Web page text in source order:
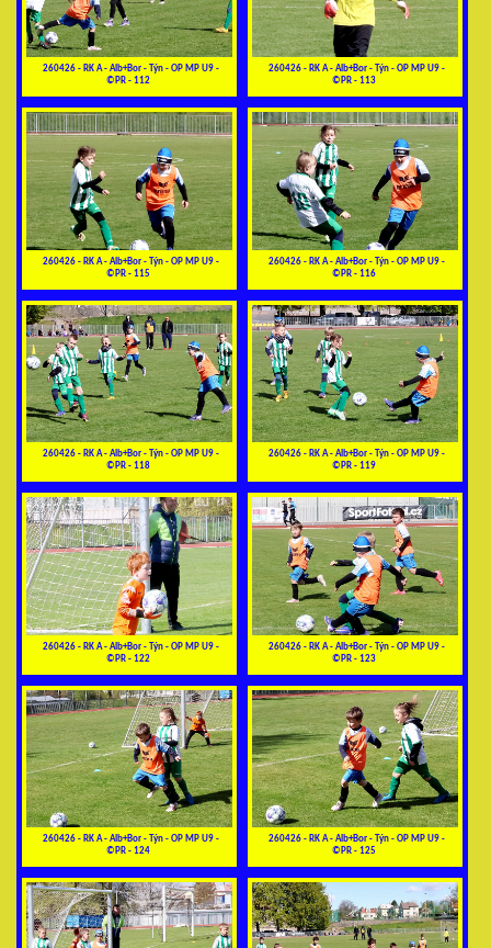
260426 - RK A - Alb+Bor - Týn - OP MP U9 -
©PR - 112
260426 - RK A - Alb+Bor - Týn - OP MP U9 -
©PR - 113
260426 - RK A - Alb+Bor - Týn - OP MP U9 -
©PR - 115
260426 - RK A - Alb+Bor - Týn - OP MP U9 -
©PR - 116
260426 - RK A - Alb+Bor - Týn - OP MP U9 -
©PR - 118
260426 - RK A - Alb+Bor - Týn - OP MP U9 -
©PR - 119
260426 - RK A - Alb+Bor - Týn - OP MP U9 -
©PR - 122
260426 - RK A - Alb+Bor - Týn - OP MP U9 -
©PR - 123
260426 - RK A - Alb+Bor - Týn - OP MP U9 -
©PR - 124
260426 - RK A - Alb+Bor - Týn - OP MP U9 -
©PR - 125